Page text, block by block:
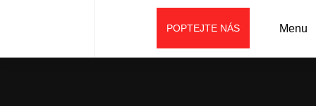
Menu
POPTEJTE NÁS